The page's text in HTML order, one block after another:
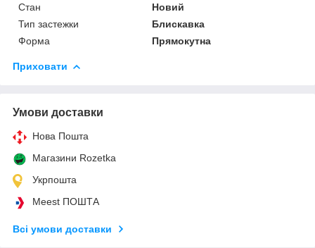
Стан
Новий
Тип застежки
Блискавка
Форма
Прямокутна
Приховати
Умови доставки
Нова Пошта
Магазини Rozetka
Укрпошта
Meest ПОШТА
Всі умови доставки